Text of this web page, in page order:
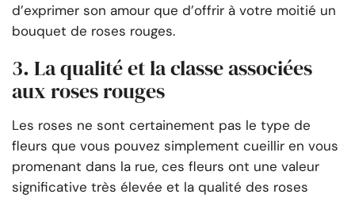
d’exprimer son amour que d’offrir à votre moitié un
bouquet de roses rouges.
3. La qualité et la classe associées
aux roses rouges
Les roses ne sont certainement pas le type de
fleurs que vous pouvez simplement cueillir en vous
promenant dans la rue, ces fleurs ont une valeur
significative très élevée et la qualité des roses